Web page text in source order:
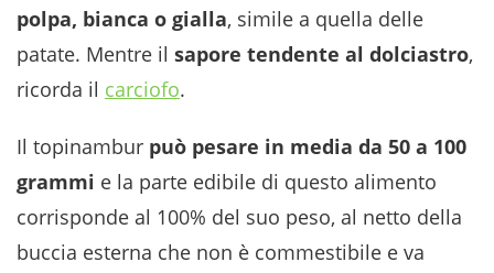
polpa, bianca o gialla, simile a quella delle
patate. Mentre il sapore tendente al dolciastro,
ricorda il carciofo.
Il topinambur può pesare in media da 50 a 100
grammi e la parte edibile di questo alimento
corrisponde al 100% del suo peso, al netto della
buccia esterna che non è commestibile e va